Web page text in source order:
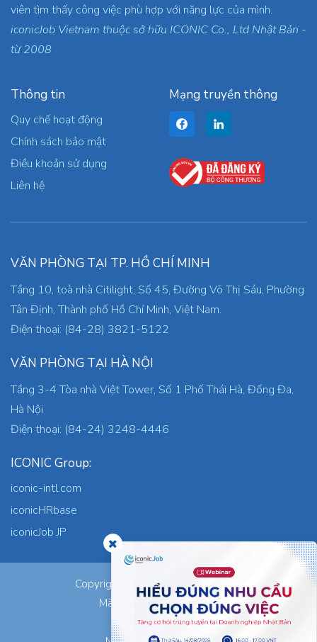
viên tìm thấy công việc phù hợp với năng lực của mình.
iconicJob Vietnam thuộc sở hữu ICONIC Co., Ltd Nhật Bản -
từ 2008
Thông tin
Quy chế hoạt động
Chính sách bảo mật
Điều khoản sử dụng
Liên hệ
Mạng truyền thông
VĂN PHÒNG TẠI TP. HỒ CHÍ MINH
Tầng 10, toà nhà Citilight, Số 45, Đường Võ Thị Sáu, Phường
Tân Định, Thành phố Hồ Chí Minh, Việt Nam.
Điện thoại: (84-28) 3821-5122
VĂN PHÒNG TẠI HÀ NỘI
Tầng 3-4 Tòa nhà Việt Tower, Số 1 Phố Thái Hà, Đống Đa,
Hà Nội
Điện thoại: (84-24) 3248-4446
ICONIC Group:
iconic-intl.com
iconicHRbase
iconicJob JP
Copyright © 2026 ICONIC Co., Ltd.
Mã số thuế: 0305745871
Nơi cấp: TP.HCM